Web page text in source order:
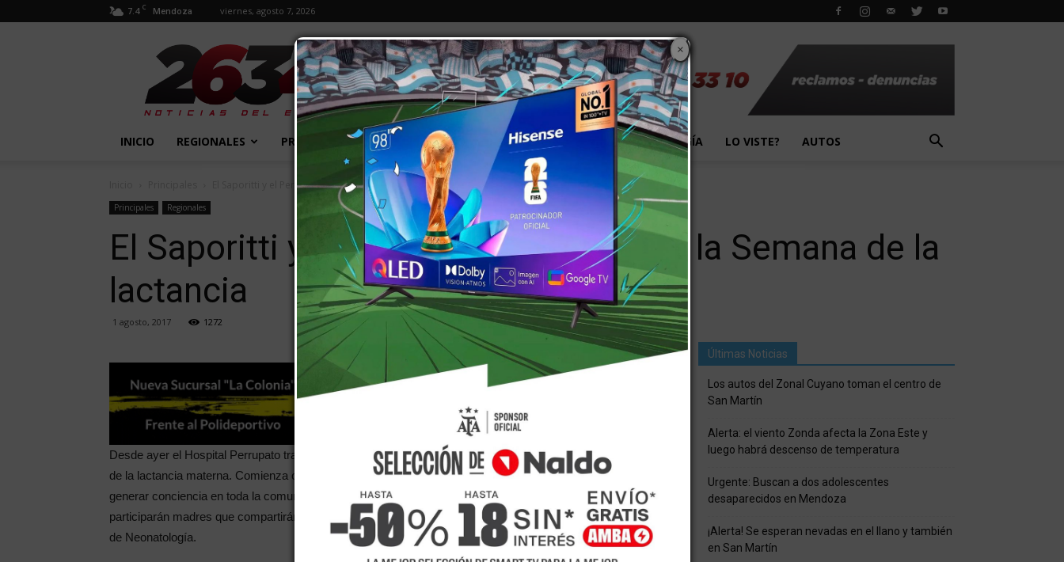
7.4 C Mendoza viernes, agosto 7, 2026
2634
Diario
INICIO REGIONALES PROVINCIALES EXTRA! MUNDO PAÍS EVENTOS TECNOLOGÍA LO VISTE? AUTOS
El Saporitti y el Perrupato se suman a la Semana de la...
Principales Regionales
El Saporitti y el Perrupato se suman a la Semana de la
lactancia
1 agosto, 2017 1272
Desde ayer el Hospital Perrupato trabaja sobre un cronograma de actividades para destacar la importancia
de la lactancia materna. Comienza con la entrega de folletos informativos dentro y fuera del hospital para
generar conciencia en toda la comunidad de la zona Este. Además, se han previsto reuniones en las que
participarán madres que compartirán experiencias con aquellas que ingresaron recientemente al Servicio
de Neonatología.
×
Últimas Noticias
Los autos del Zonal Cuyano toman el centro de
San Martín
Alerta: el viento Zonda afecta la Zona Este y
luego habrá descenso de temperatura
Urgente: Buscan a dos adolescentes
desaparecidos en Mendoza
¡Alerta! Se esperan nevadas en el llano y también
en San Martín